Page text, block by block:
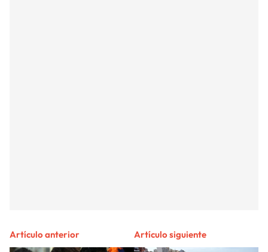
Artículo anterior Artículo siguiente